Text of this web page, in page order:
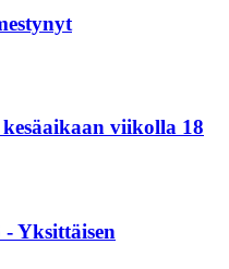
viikolla 18
Yksittäisen